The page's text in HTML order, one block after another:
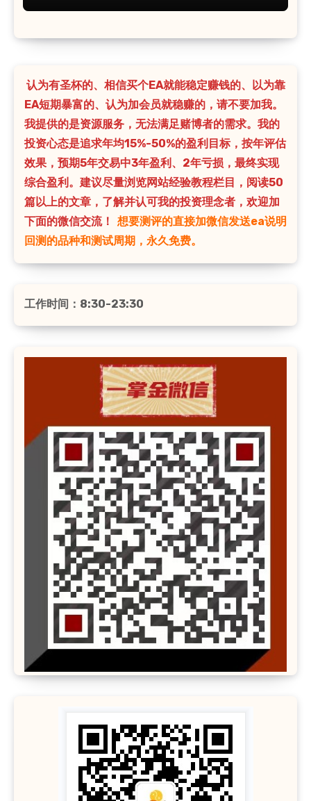
认为有圣杯的、相信买个EA就能稳定赚钱的、以为靠
EA短期暴富的、认为加会员就稳赚的，请不要加我。
我提供的是资源服务，无法满足赌博者的需求。我的
投资心态是追求年均15%-50%的盈利目标，按年评估
效果，预期5年交易中3年盈利、2年亏损，最终实现
综合盈利。建议尽量浏览网站经验教程栏目，阅读50
篇以上的文章，了解并认可我的投资理念者，欢迎加
下面的微信交流！
想要测评的直接加微信发送ea说明
回测的品种和测试周期，永久免费。
工作时间：8:30-23:30